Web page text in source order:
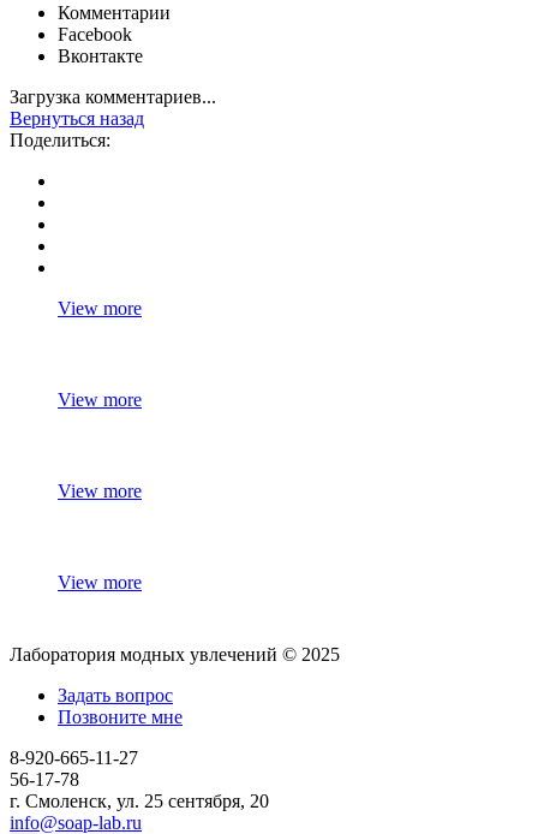
Комментарии
Facebook
Вконтакте
Загрузка комментариев...
Вернуться назад
Поделиться:
View more
View more
View more
View more
Лаборатория модных увлечений © 2025
Задать вопрос
Позвоните мне
8-920-665-11-27
56-17-78
г. Смоленск, ул. 25 сентября, 20
info@soap-lab.ru